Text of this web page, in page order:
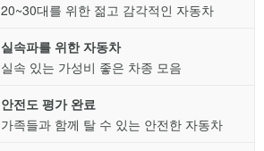
20~30대를 위한 젊고 감각적인 자동차
실속파를 위한 자동차
실속 있는 가성비 좋은 차종 모음
안전도 평가 완료
가족들과 함께 탈 수 있는 안전한 자동차